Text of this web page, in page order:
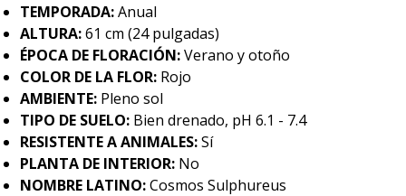
TEMPORADA:Anual
ALTURA:61 cm (24 pulgadas)
ÉPOCA DE FLORACIÓN:Verano y otoño
COLOR DE LA FLOR: Rojo
AMBIENTE: Pleno sol
TIPO DE SUELO: Bien drenado, pH 6.1 - 7.4
RESISTENTE A ANIMALES:Sí
PLANTA DE INTERIOR: No
NOMBRE LATINO:Cosmos Sulphureus